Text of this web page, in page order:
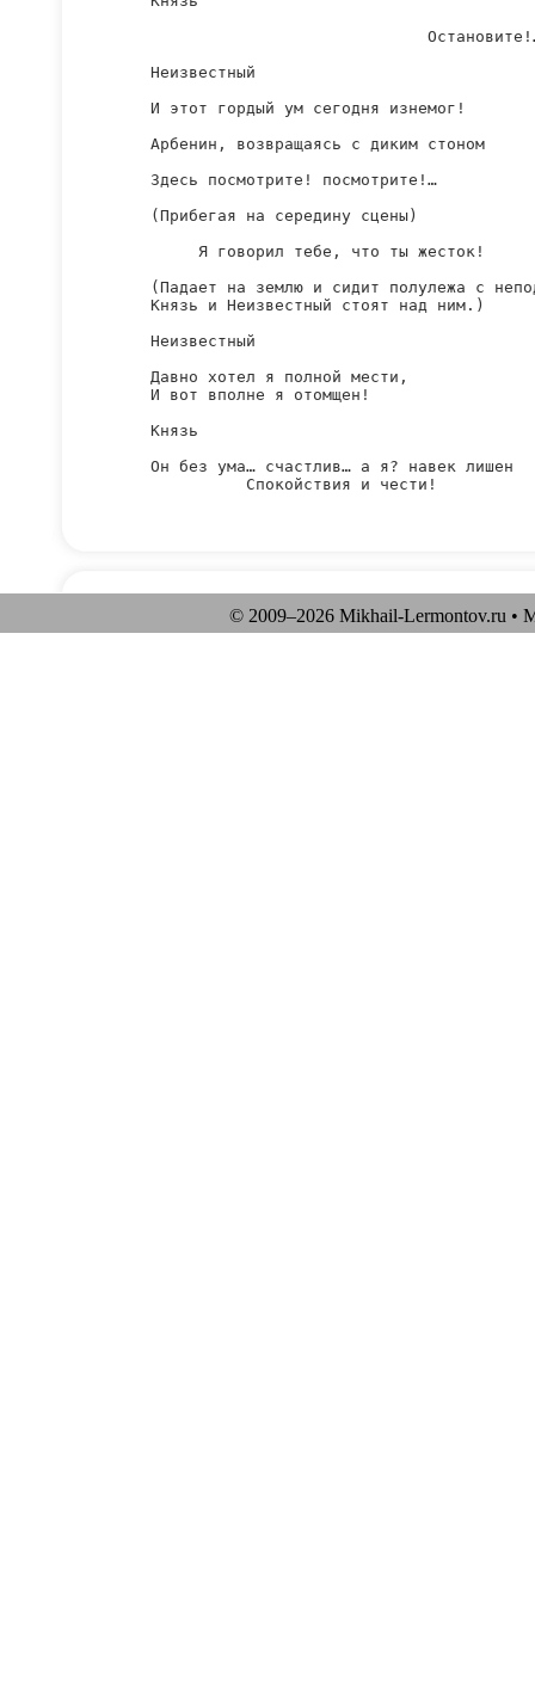
© 2009–2026 Mikhail-Lermontov.ru •